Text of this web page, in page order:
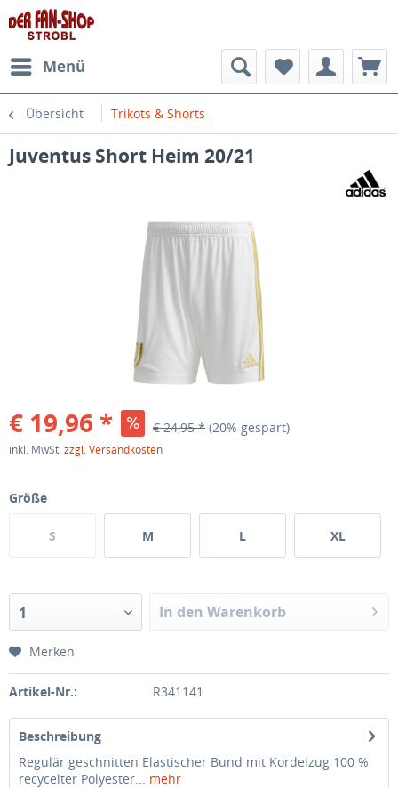
Menü
Übersicht Trikots & Shorts
Juventus Short Heim 20/21
€ 19,96 * € 24,95 * (20% gespart)
inkl. MwSt.zzgl. Versandkosten
Größe
S M L XL
1 In den Warenkorb
Merken
Artikel-Nr.: R341141
Beschreibung
Regulär geschnitten Elastischer Bund mit Kordelzug 100 %
recycelter Polyester... mehr